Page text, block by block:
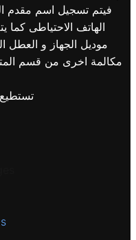
فيتم تسجيل اسم مقدم
الهاتف الاحتياطى كما
موديل الجهاز و العطل
مكالمة اخرى من قسم